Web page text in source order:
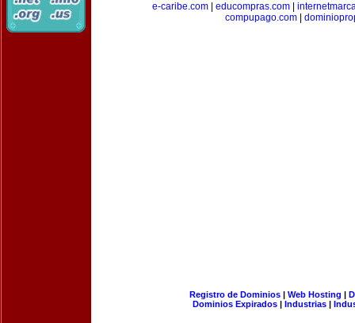
e-caribe.com| educompras.com|
compupago.com|
Registro de Dominios| Web Hosting |
Dominios Expirados | Industrias |